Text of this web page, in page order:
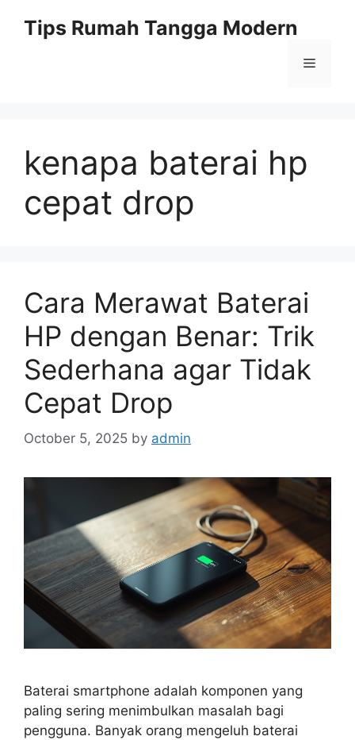
Tips Rumah Tangga Modern
Menu
kenapa baterai hp
cepat drop
Cara Merawat Baterai
HP dengan Benar: Trik
Sederhana agar Tidak
Cepat Drop
October 5, 2025 by admin
Baterai smartphone adalah komponen yang
paling sering menimbulkan masalah bagi
pengguna. Banyak orang mengeluh baterai